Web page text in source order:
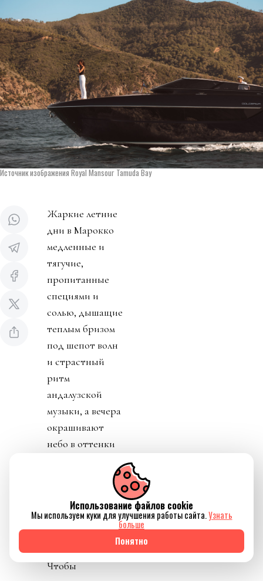
Источник изображения Royal Mansour Tamuda Bay
Жаркие летние
дни в Марокко
медленные и
тягучие,
пропитанные
специями и
солью, дышащие
теплым бризом
под шепот волн
и страстный
ритм
андалузской
музыки, а вечера
окрашивают
небо в оттенки
затейливую
восточную
Чтобы
Использование файлов cookie
Мы используем куки для улучшения работы сайта.Узнать
больше
Понятно